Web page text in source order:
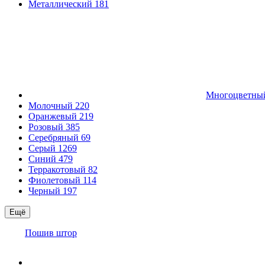
Металлический 181
Молочный 220
Оранжевый 219
Розовый 385
Серебряный 69
Серый 1269
Синий 479
Терракотовый 82
Фиолетовый 114
Черный 197
Ещё
Пошив штор